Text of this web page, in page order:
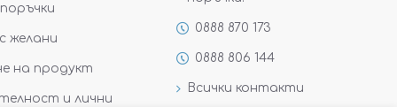
желани
на продукт
и лични
0888 870 173
0888 806 144
Всички контакти